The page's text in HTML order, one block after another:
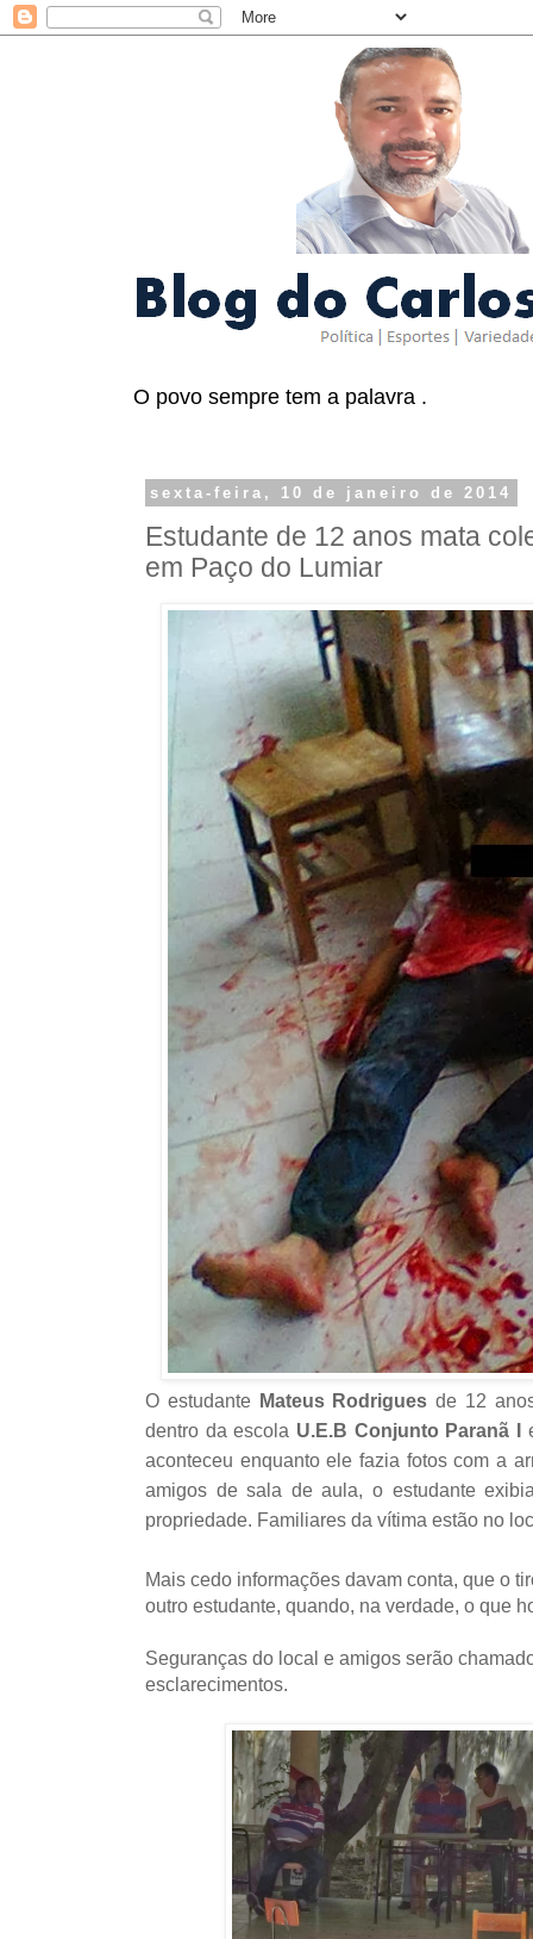
O povo sempre tem a palavra .
sexta-feira, 10 de janeiro de 2014
Estudante de 12 anos mata
em Paço do Lumiar
O estudante Mateus Rodrigues de 12
dentro da escola U.E.B Conjunto Paranã I
aconteceu enquanto ele fazia fotos com a
amigos de sala de aula, o estudante
propriedade. Familiares da vítima estão no
Mais cedo informações davam conta, que o
outro estudante, quando, na verdade, o que
Seguranças do local e amigos serão
esclarecimentos.